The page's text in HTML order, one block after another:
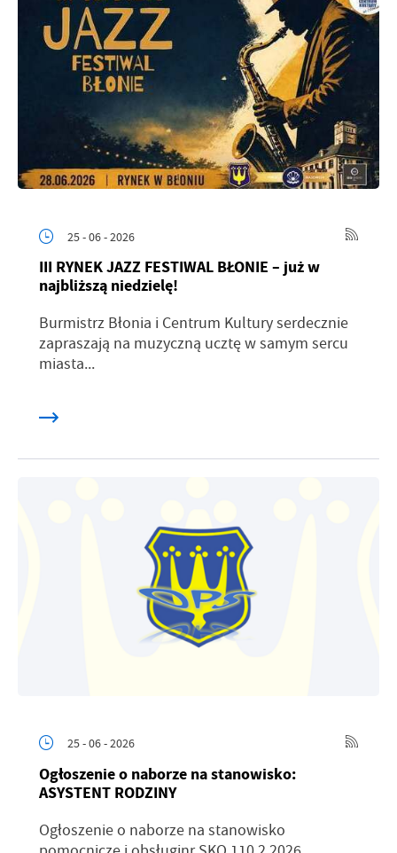
25 - 06 - 2026
III RYNEK JAZZ FESTIWAL BŁONIE – już w
najbliższą niedzielę!
Burmistrz Błonia i Centrum Kultury serdecznie
zapraszają na muzyczną ucztę w samym sercu
miasta...
25 - 06 - 2026
Ogłoszenie o naborze na stanowisko:
ASYSTENT RODZINY
Ogłoszenie o naborze na stanowisko